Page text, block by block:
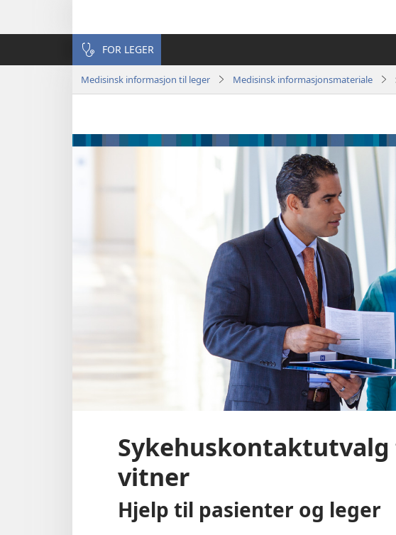
FOR LEGER
Medisinsk informasjon til leger Medisinsk informasjonsmateriale
Sykehuskontaktutvalg
vitner
Hjelp til pasienter og leger